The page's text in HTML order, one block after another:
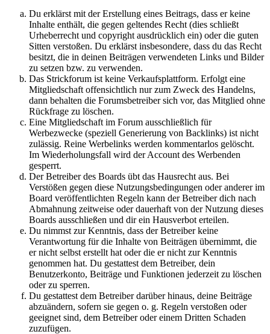
Du erklärst mit der Erstellung eines Beitrags, dass er keine
Inhalte enthält, die gegen geltendes Recht (dies schließt
Urheberrecht und copyright ausdrücklich ein) oder die guten
Sitten verstoßen. Du erklärst insbesondere, dass du das Recht
besitzt, die in deinen Beiträgen verwendeten Links und Bilder
zu setzen bzw. zu verwenden.
Das Strickforum ist keine Verkaufsplattform. Erfolgt eine
Mitgliedschaft offensichtlich nur zum Zweck des Handelns,
dann behalten die Forumsbetreiber sich vor, das Mitglied ohne
Rückfrage zu löschen.
Eine Mitgliedschaft im Forum ausschließlich für
Werbezwecke (speziell Generierung von Backlinks) ist nicht
zulässig. Reine Werbelinks werden kommentarlos gelöscht.
Im Wiederholungsfall wird der Account des Werbenden
gesperrt.
Der Betreiber des Boards übt das Hausrecht aus. Bei
Verstößen gegen diese Nutzungsbedingungen oder anderer im
Board veröffentlichten Regeln kann der Betreiber dich nach
Abmahnung zeitweise oder dauerhaft von der Nutzung dieses
Boards ausschließen und dir ein Hausverbot erteilen.
Du nimmst zur Kenntnis, dass der Betreiber keine
Verantwortung für die Inhalte von Beiträgen übernimmt, die
er nicht selbst erstellt hat oder die er nicht zur Kenntnis
genommen hat. Du gestattest dem Betreiber, dein
Benutzerkonto, Beiträge und Funktionen jederzeit zu löschen
oder zu sperren.
Du gestattest dem Betreiber darüber hinaus, deine Beiträge
abzuändern, sofern sie gegen o. g. Regeln verstoßen oder
geeignet sind, dem Betreiber oder einem Dritten Schaden
zuzufügen.